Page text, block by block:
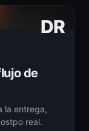
DR
de
la entrega,
real.